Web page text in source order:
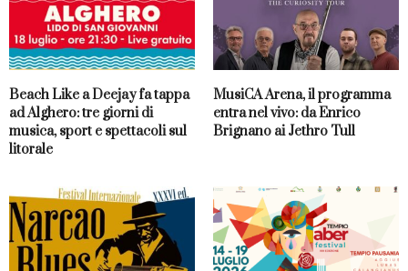
Beach Like a Deejay fa tappa
ad Alghero: tre giorni di
musica, sport e spettacoli sul
litorale
MusiCA Arena, il programma
entra nel vivo: da Enrico
Brignano ai Jethro Tull